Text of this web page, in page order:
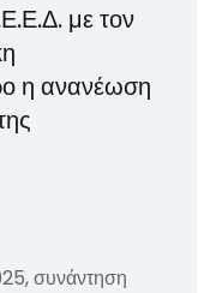
με τον
η ανανέωση
συνάντηση